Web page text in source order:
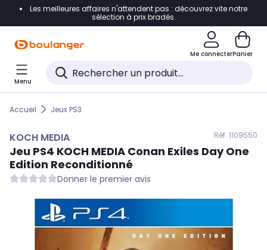
Accéder directement à la navigation
Accéder directement au pied de page
Accéder directement au chatbot
Les meilleures affaires n'attendent pas : découvrez vite notre
sélection à prix bradés.
Me connecterPanier
Menu
Accueil Jeux PS3
KOCH MEDIA Réf. 1109550
Jeu PS4 KOCH MEDIA Conan Exiles Day One
Edition Reconditionné
Donner le premier avis